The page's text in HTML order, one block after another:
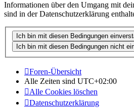
Informationen über den Umgang mit
sind in der Datenschutzerklärung
Foren-Übersicht
Alle Zeiten sind UTC+02:00
Alle Cookies löschen
Datenschutzerklärung